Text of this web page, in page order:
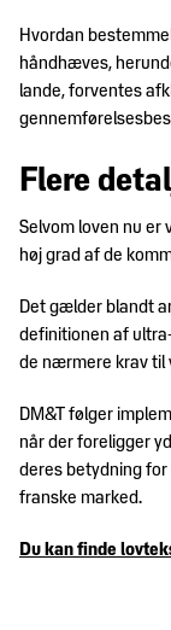
Hvordan
håndhæves,
lande, forventes
Flere
Selvom loven nu
høj grad af de
Det gælder blandt
definitionen af
de nærmere krav til
DM&T følger
når der foreligger
deres betydning
franske marked.
Du kan finde